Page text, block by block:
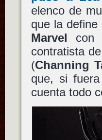
elenco de
que la define
Marvel con
contratista
(Channing
que, si
cuenta todo